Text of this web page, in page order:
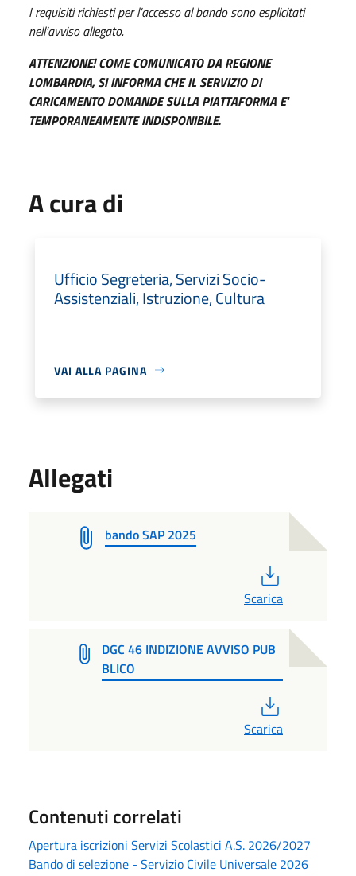
I requisiti richiesti per l’accesso al bando sono esplicitati
nell’avviso allegato.
ATTENZIONE! COME COMUNICATO DA REGIONE
LOMBARDIA, SI INFORMA CHE IL SERVIZIO DI
CARICAMENTO DOMANDE SULLA PIATTAFORMA E'
TEMPORANEAMENTE INDISPONIBILE.
A cura di
Ufficio Segreteria, Servizi Socio-
Assistenziali, Istruzione, Cultura
VAI ALLA PAGINA
Allegati
bando SAP 2025
Scarica
DGC 46 INDIZIONE AVVISO PUB
BLICO
Scarica
Contenuti correlati
Apertura iscrizioni Servizi Scolastici A.S. 2026/2027
Bando di selezione - Servizio Civile Universale 2026